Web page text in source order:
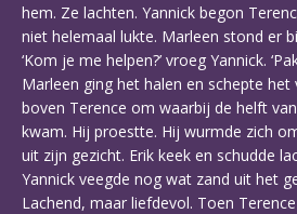
hem. Ze lachten. Yannick begon
niet helemaal lukte. Marleen stond er
‘Kom je me helpen?’ vroeg Yannick.
Marleen ging het halen en schepte het
boven Terence om waarbij de helft
kwam. Hij proestte. Hij wurmde zich
uit zijn gezicht. Erik keek en schudde
Yannick veegde nog wat zand uit het
Lachend, maar liefdevol. Toen